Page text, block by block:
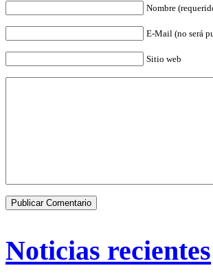
Nombre
E-Mail (no será
Sitio web
Noticias recientes